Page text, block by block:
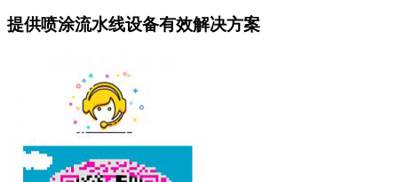
提供喷涂流水线设备有效解决方案